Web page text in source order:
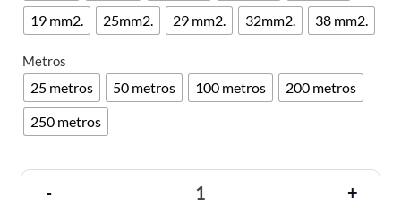
19 mm2.
25mm2. 29 mm2. 32mm2. 38 mm2.
Metros
25 metros 50 metros 100 metros
200 metros
250 metros
- +